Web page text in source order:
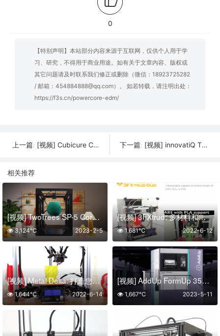
0
【特别声明】本站部分内容来源于互联网，仅供个人用于学
习、研究，不得用于商业用途。如有关于文章内容、版权或
其它问题请及时联系我们修正或删除（微信：18923725282
/ 邮箱：454884888@qq.com）。 如若转载，请注明出处：
https://f3s.cn/powercore-edm/
上一篇: [视频] Cubicure Cerion® 用于工业系列生产的3D打印系统 下一篇: [视频] innovatiQ TiQ 5 用于高性能热塑性塑料的大型工业级3D打印机
相关推荐
[视频] TwoTrees SP-5 CoreXY 3D打印机
2023-2-5
3,124℃
[视频] 3FXtrud: 多材料和高分辨率 3D打印机
2022-6-12
1,681℃
[视频] Metal Delta: 打造您自己的 金属三角洲3D打印机！
2022-6-14
1,644℃
[视频] AddUp FormUp 350 Evolution 大型 L-PBF 金属3D打印机
2023-5-11
1,667℃